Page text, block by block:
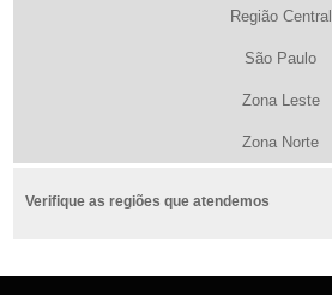
Região Central
São Paulo
Zona Leste
Zona Norte
Verifique as regiões que atendemos